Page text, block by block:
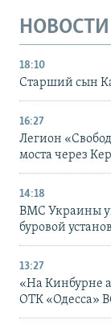
НОВОСТИ
18:10
Старший сын
16:27
Легион
моста через
14:18
ВМС Украины
буровой
13:27
«На Кинбурне
ОТК «Одесса»